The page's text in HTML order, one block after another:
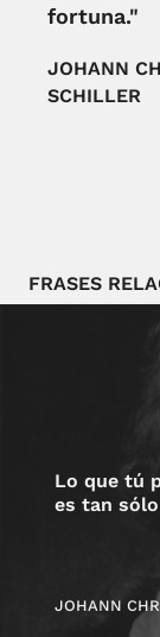
fortuna."
JOHANN
SCHILLER
FRASES
Lo que tú
es tan
JOHANN